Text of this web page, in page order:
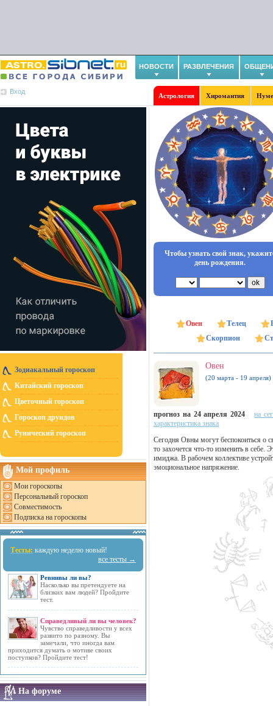
НОВОСТИ РАЗВЛЕЧЕНИЯ
Вход
Астрология Хиромантия
Зодиакальный гороскоп
Китайский гороскоп
Цветочный гороскоп
Гороскоп друидов
Рунический гороскоп
Мой профиль
Мои гороскопы
Персональный гороскоп
Совместимость
Подписка на гороскопы
Тесты: каждую неделю новый!
все тесты →
Ревнивы ли вы?
Насколько вы претендуете на
близких вам людей? Пройдите
тест.
Справедливый ли вы человек?
Чувство справедливости у всех
развито по разному. Вы
замечали, что иногда вам
приходится думать о мотиве своих
поступков? Пройдите тест!
На форуме
Чтобы узнать свой знак,
день рождения.
Овен Телец
Скорпион
Овен
(20 марта - 19 апреля)
прогноз на 24 апреля 2024
на
характеристика знака
Сегодня Овны могут беспокоиться о
то захочется что-то изменить в себе.
имиджа. В рабочем коллективе
эмоциональное напряжение.